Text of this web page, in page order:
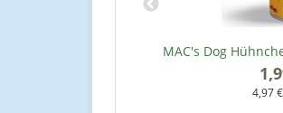
MAC's Dog
4,97